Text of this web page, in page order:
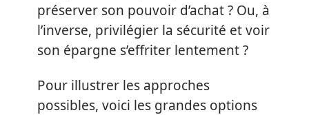
préserver son pouvoir d’achat ? Ou, à
l’inverse, privilégier la sécurité et voir
son épargne s’effriter lentement ?
Pour illustrer les approches
possibles, voici les grandes options